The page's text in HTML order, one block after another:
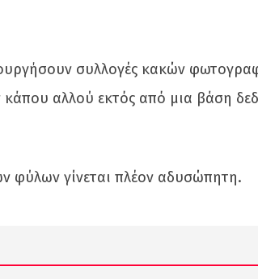
συλλογές κακών
κάπου αλλού εκτός από μια βάση
φύλων γίνεται πλέον αδυσώπητη.